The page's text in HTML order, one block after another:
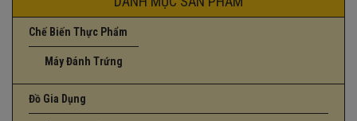
Chế Biến Thực Phẩm
Máy Đánh Trứng
Đồ Gia Dụng